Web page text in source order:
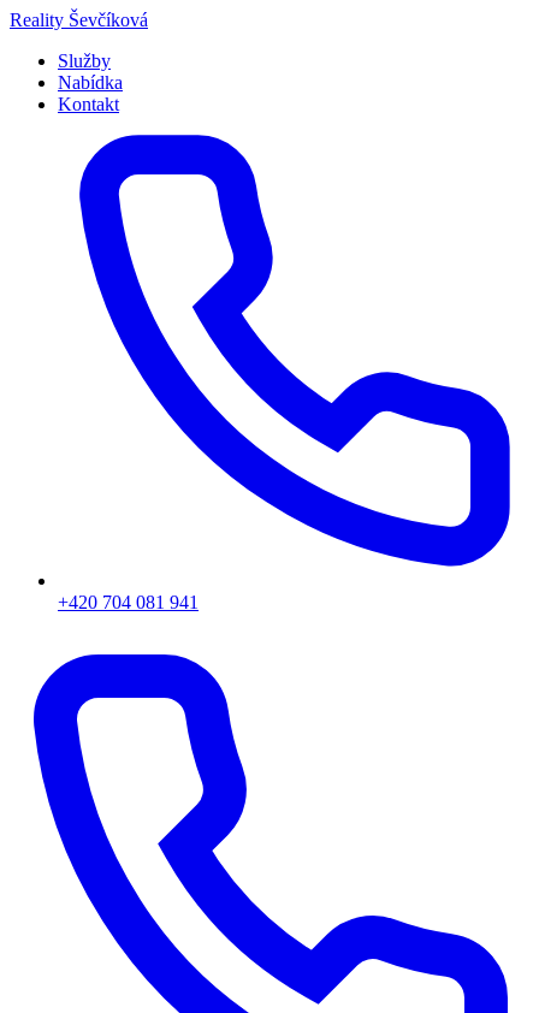
Přeskočit
obsah
Reality Ševčíková
Služby
Nabídka
Kontakt
+420 704 081 941